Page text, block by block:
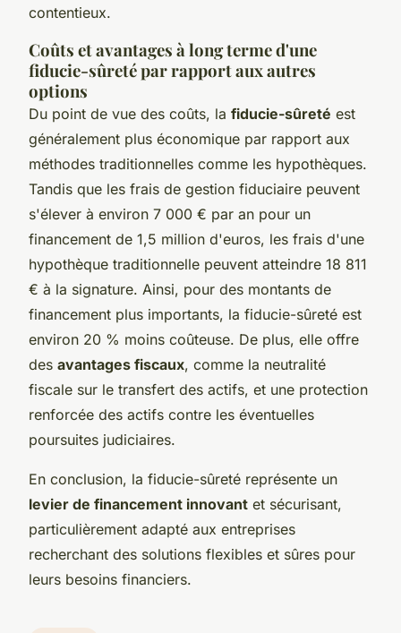
contentieux.
Coûts et avantages à long terme d'une
fiducie-sûreté par rapport aux autres
options
Du point de vue des coûts, la fiducie-sûreté est
généralement plus économique par rapport aux
méthodes traditionnelles comme les hypothèques.
Tandis que les frais de gestion fiduciaire peuvent
s'élever à environ 7 000 € par an pour un
financement de 1,5 million d'euros, les frais d'une
hypothèque traditionnelle peuvent atteindre 18 811
€ à la signature. Ainsi, pour des montants de
financement plus importants, la fiducie-sûreté est
environ 20 % moins coûteuse. De plus, elle offre
des avantages fiscaux, comme la neutralité
fiscale sur le transfert des actifs, et une protection
renforcée des actifs contre les éventuelles
poursuites judiciaires.
En conclusion, la fiducie-sûreté représente un
levier de financement innovant et sécurisant,
particulièrement adapté aux entreprises
recherchant des solutions flexibles et sûres pour
leurs besoins financiers.